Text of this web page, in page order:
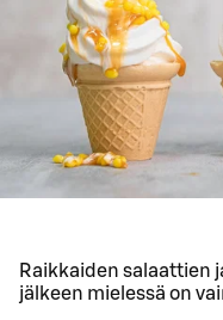
Raikkaiden salaattien
jälkeen mielessä on